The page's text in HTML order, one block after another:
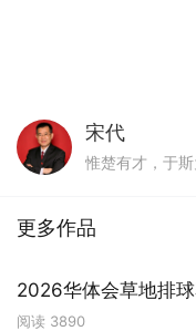
宋代
惟楚有才，于斯
更多作品
2026华体会草地排
阅读 3890